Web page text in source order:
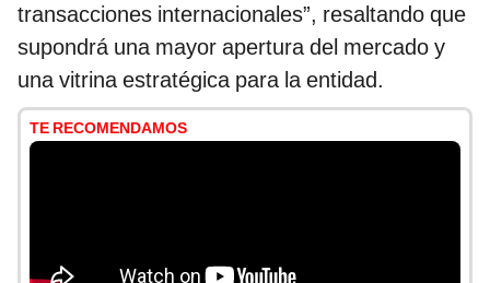
transacciones internacionales”, resaltando que
supondrá una mayor apertura del mercado y
una vitrina estratégica para la entidad.
TE RECOMENDAMOS